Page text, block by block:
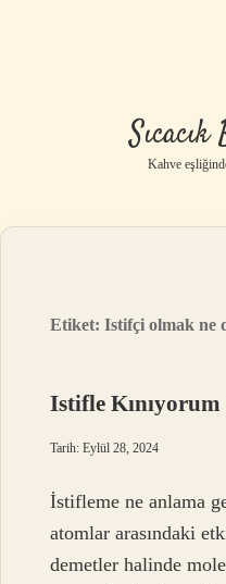
Kahve
Etiket:Istifçi olmak ne
Istifle Kınıyorum
Tarih: Eylül 28, 2024
İstifleme ne anlama
atomlar arasındaki
demetler halinde